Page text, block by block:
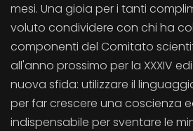
mesi. Una gioia per i tanti
voluto condividere con chi ha
componenti del Comitato
all'anno prossimo per la XXXIV
nuova sfida: utilizzare il
per far crescere una coscienza
indispensabile per sventare le